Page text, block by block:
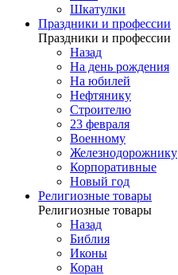
Шкатулки
Праздники и профессии
Праздники и профессии
Назад
На день рождения
На юбилей
Нефтянику
Строителю
23 февраля
Военному
Железнодорожнику
Корпоративные
Новый год
Религиозные товары
Религиозные товары
Назад
Библия
Иконы
Коран